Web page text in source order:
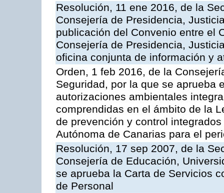
Resolución, 11 ene 2016, de la
Consejería de Presidencia,
publicación del Convenio entre el
Consejería de Presidencia,
oficina conjunta de información y
Orden, 1 feb 2016, de la
Seguridad, por la que se aprueba
autorizaciones ambientales
comprendidas en el ámbito de la
de prevención y control
Autónoma de Canarias para el
Resolución, 17 sep 2007, de la
Consejería de Educación,
se aprueba la Carta de Servicios
de Personal